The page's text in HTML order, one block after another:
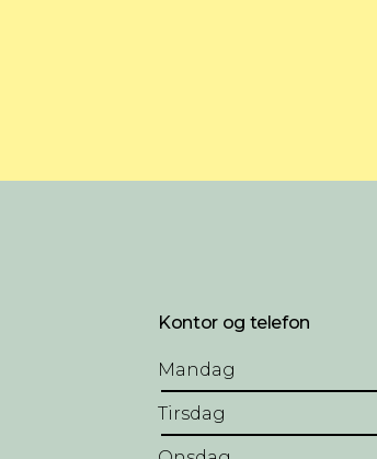
Kontor og telefon
Mandag
Tirsdag